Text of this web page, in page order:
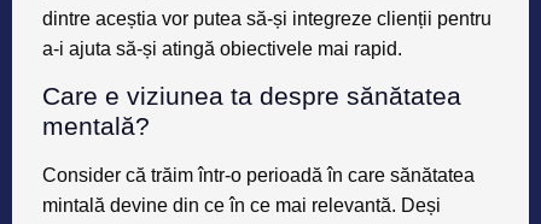
dintre aceștia vor putea să-și integreze clienții pentru
a-i ajuta să-și atingă obiectivele mai rapid.
Care e viziunea ta despre sănătatea
mentală?
Consider că trăim într-o perioadă în care sănătatea
mintală devine din ce în ce mai relevantă. Deși